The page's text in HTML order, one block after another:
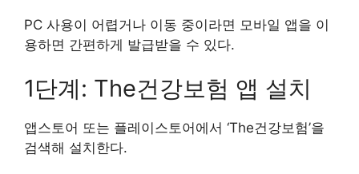
PC 사용이 어렵거나 이동 중이라면 모바일 앱을 이
용하면 간편하게 발급받을 수 있다.
1단계: The건강보험 앱 설치
앱스토어 또는 플레이스토어에서 ‘The건강보험’을
검색해 설치한다.